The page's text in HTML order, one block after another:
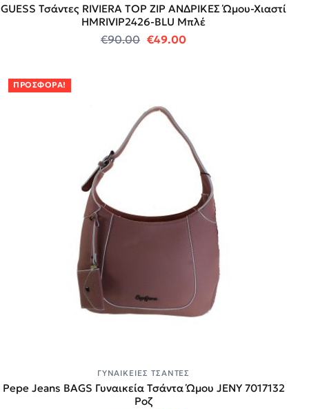
GUESS Τσάντες RIVIERA TOP ZIP ΑΝΔΡΙΚΕΣ Ώμου-Χιαστί
HMRIVIP2426-BLU Μπλέ
€90.00 Original price was: €90.00.
€49.00Η τρέχουσα τιμή
ΠΡΟΣΦΟΡΆ!
ΓΥΝΑΙΚΕΊΕΣ ΤΣΆΝΤΕΣ
Pepe Jeans BAGS Γυναικεία Τσάντα Ώμου JENY 7017132
Ροζ